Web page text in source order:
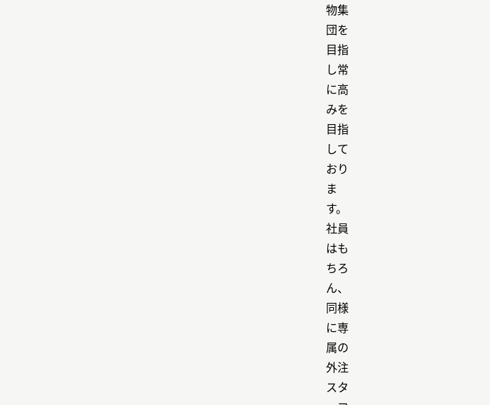
物集
団を
目指
し常
に高
みを
目指
して
おり
ま
す。
社員
はも
ちろ
ん、
同様
に専
属の
外注
スタ